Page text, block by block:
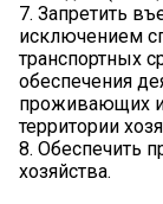
7. Запретить
исключением
транспортных
обеспечения
проживающих
территории
8. Обеспечить
хозяйства.